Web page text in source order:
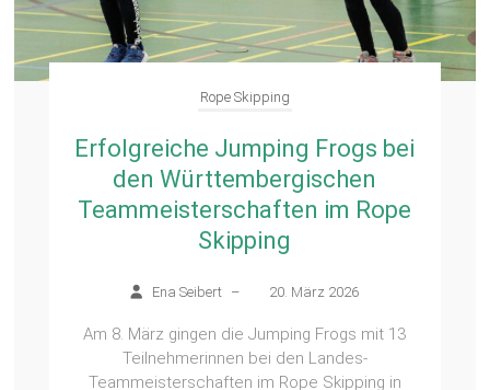
Rope Skipping
Erfolgreiche Jumping Frogs bei
den Württembergischen
Teammeisterschaften im Rope
Skipping
Ena Seibert – 20. März 2026
Am 8. März gingen die Jumping Frogs mit 13
Teilnehmerinnen bei den Landes-
Teammeisterschaften im Rope Skipping in